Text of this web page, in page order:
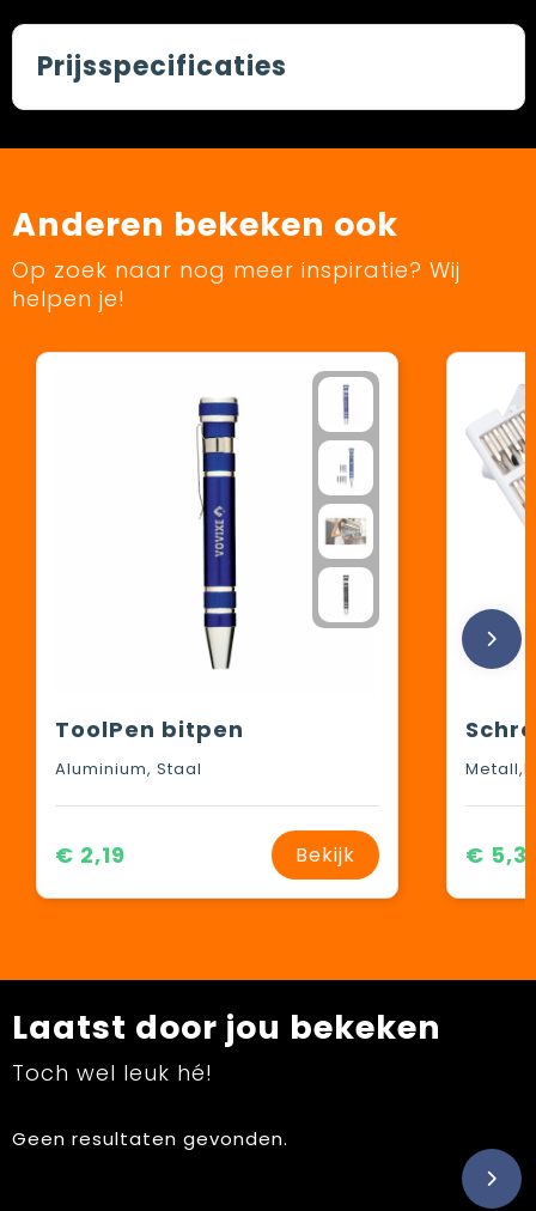
Prijsspecificaties
Anderen bekeken ook
Op zoek naar nog meer inspiratie? Wij
helpen je!
ToolPen bitpen
Aluminium, Staal
€ 2,19 Bekijk €
Laatst door jou bekeken
Toch wel leuk hé!
Geen resultaten gevonden.